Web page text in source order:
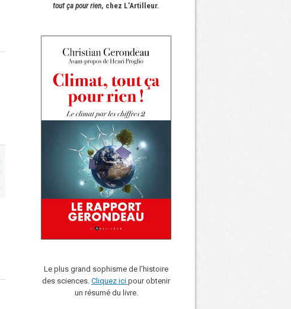
tout ça pour rien, chez L’Artilleur.
Le plus grand sophisme de l'histoire
des sciences. Cliquez ici pour obtenir
un résumé du livre.